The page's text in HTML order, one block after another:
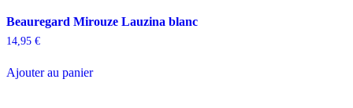
Beauregard Mirouze Lauzina blanc
14,95 €
Ajouter au panier